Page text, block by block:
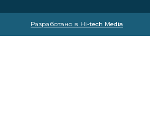
Разработано в Hi-tech Media